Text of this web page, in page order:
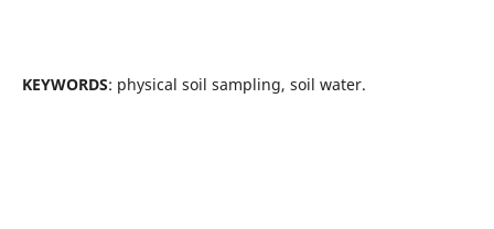
KEYWORDS: physical soil sampling, soil water.